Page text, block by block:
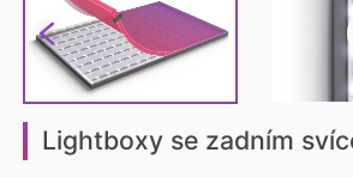
Lightboxy se zadním